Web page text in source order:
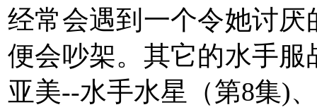
经常会遇到一个令她讨
便会吵架。其它的水手
亚美--水手水星（第8集)